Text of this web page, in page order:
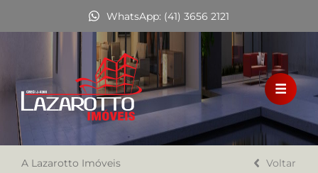
WhatsApp: (41) 3656 2121
HOME
VENDA
FINANCIAMENTO
A Lazarotto Imóveis Voltar